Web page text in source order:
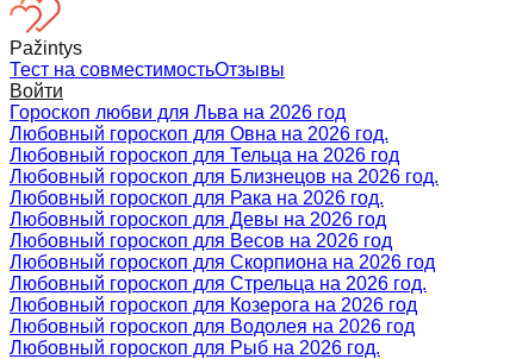
Pažintys
Тест на совместимостьОтзывы
Войти
Гороскоп любви для Льва на 2026 год
Любовный гороскоп для Овна на 2026 год.
Любовный гороскоп для Тельца на 2026 год
Любовный гороскоп для Близнецов на 2026 год.
Любовный гороскоп для Рака на 2026 год.
Любовный гороскоп для Девы на 2026 год
Любовный гороскоп для Весов на 2026 год
Любовный гороскоп для Скорпиона на 2026 год
Любовный гороскоп для Стрельца на 2026 год.
Любовный гороскоп для Козерога на 2026 год
Любовный гороскоп для Водолея на 2026 год
Любовный гороскоп для Рыб на 2026 год.